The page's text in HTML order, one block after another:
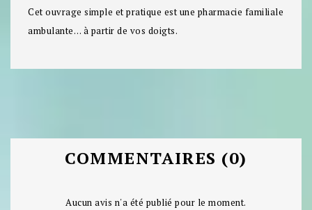
Cet ouvrage simple et pratique est une pharmacie familiale
ambulante… à partir de vos doigts.
COMMENTAIRES (0)
Aucun avis n'a été publié pour le moment.